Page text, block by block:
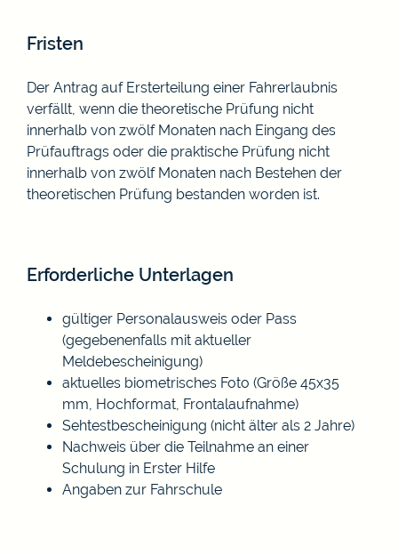
Fristen
Der Antrag auf Ersterteilung einer Fahrerlaubnis
verfällt, wenn die theoretische Prüfung nicht
innerhalb von zwölf Monaten nach Eingang des
Prüfauftrags oder die praktische Prüfung nicht
innerhalb von zwölf Monaten nach Bestehen der
theoretischen Prüfung bestanden worden ist.
Erforderliche Unterlagen
gültiger Personalausweis oder Pass
(gegebenenfalls mit aktueller
Meldebescheinigung)
aktuelles biometrisches Foto (Größe 45x35
mm, Hochformat, Frontalaufnahme)
Sehtestbescheinigung (nicht älter als 2 Jahre)
Nachweis über die Teilnahme an einer
Schulung in Erster Hilfe
Angaben zur Fahrschule